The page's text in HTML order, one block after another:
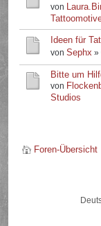
von
Ideen für
vonSephx »
Bitte um
von
Studios
Foren-Übersicht